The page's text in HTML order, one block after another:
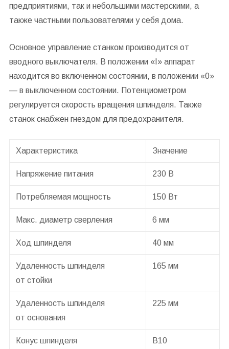
предприятиями, так и небольшими мастерскими, а
также частными пользователями у себя дома.
Основное управление станком производится от
вводного выключателя. В положении «I» аппарат
находится во включенном состоянии, в положении «0»
— в выключенном состоянии. Потенциометром
регулируется скорость вращения шпинделя. Также
станок снабжен гнездом для предохранителя.
Характеристика Значение
Напряжение питания 230 В
Потребляемая мощность 150 Вт
Макс. диаметр сверления 6 мм
Ход шпинделя 40 мм
Удаленность шпинделя
от стойки
165 мм
Удаленность шпинделя
от основания
225 мм
Конус шпинделя В10